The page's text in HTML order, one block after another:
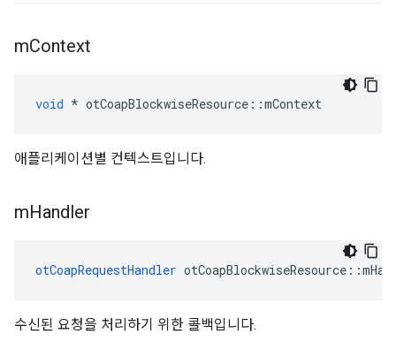
mContext
void * otCoapBlockwiseResource ::mContext
애플리케이션별 컨텍스트입니다.
mHandler
otCoapRequestHandler otCoapBlockwiseResource ::
수신된 요청을 처리하기 위한 콜백입니다.